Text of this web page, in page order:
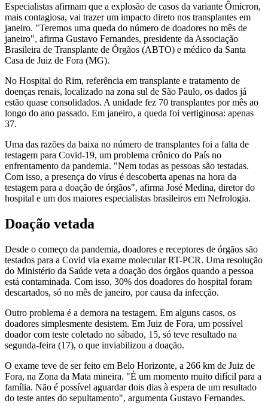
Especialistas afirmam que a explosão de casos da variante Ômicron,
mais contagiosa, vai trazer um impacto direto nos transplantes em
janeiro. "Teremos uma queda do número de doadores no mês de
janeiro", afirma Gustavo Fernandes, presidente da Associação
Brasileira de Transplante de Órgãos (ABTO) e médico da Santa
Casa de Juiz de Fora (MG).
No Hospital do Rim, referência em transplante e tratamento de
doenças renais, localizado na zona sul de São Paulo, os dados já
estão quase consolidados. A unidade fez 70 transplantes por mês ao
longo do ano passado. Em janeiro, a queda foi vertiginosa: apenas
37.
Uma das razões da baixa no número de transplantes foi a falta de
testagem para Covid-19, um problema crônico do País no
enfrentamento da pandemia. "Nem todas as pessoas são testadas.
Com isso, a presença do vírus é descoberta apenas na hora da
testagem para a doação de órgãos", afirma José Medina, diretor do
hospital e um dos maiores especialistas brasileiros em Nefrologia.
Doação vetada
Desde o começo da pandemia, doadores e receptores de órgãos são
testados para a Covid via exame molecular RT-PCR. Uma resolução
do Ministério da Saúde veta a doação dos órgãos quando a pessoa
está contaminada. Com isso, 30% dos doadores do hospital foram
descartados, só no mês de janeiro, por causa da infecção.
Outro problema é a demora na testagem. Em alguns casos, os
doadores simplesmente desistem. Em Juiz de Fora, um possível
doador com teste coletado no sábado, 15, só teve resultado na
segunda-feira (17), o que inviabilizou a doação.
O exame teve de ser feito em Belo Horizonte, a 266 km de Juiz de
Fora, na Zona da Mata mineira. "É um momento muito difícil para a
família. Não é possível aguardar dois dias à espera de um resultado
do teste antes do sepultamento", argumenta Gustavo Fernandes.